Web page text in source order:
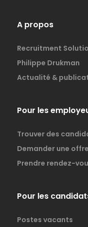
A propos
Recruitment
Philippe Drukman
Actualité &
Pour les
Trouver des
Demander une offre
Prendre rendez-
Pour les
Postes vacants